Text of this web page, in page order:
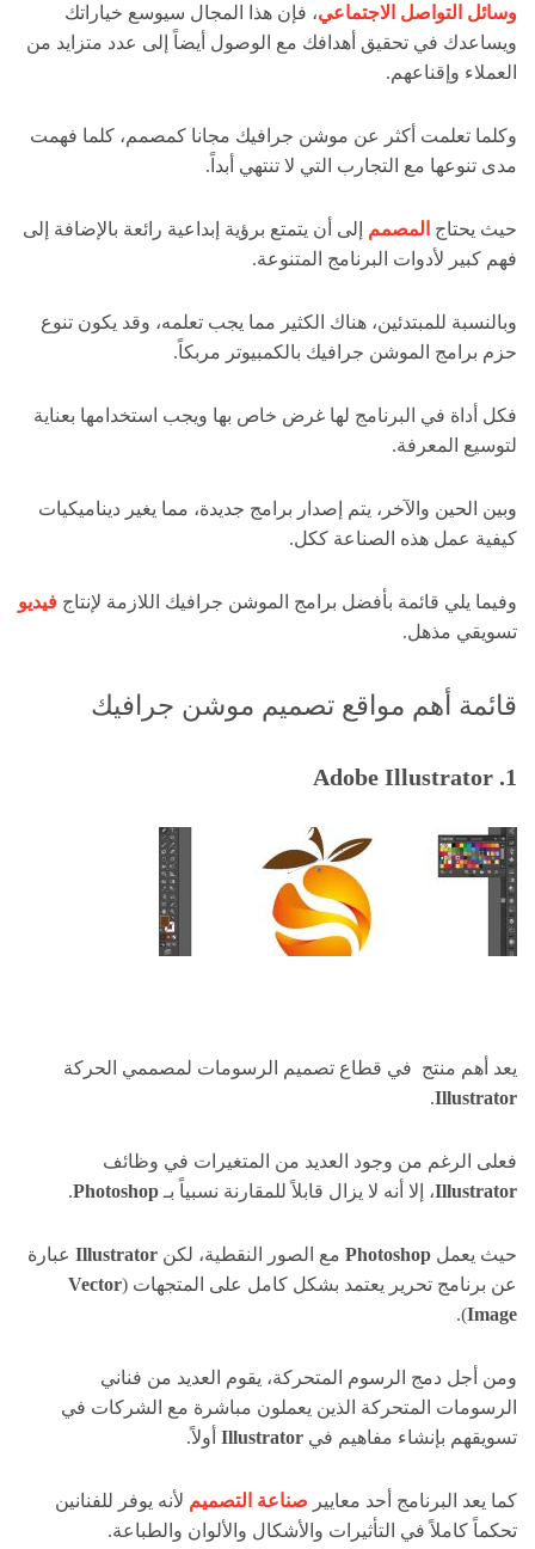
وسائل التواصل الاجتماعي، فإن هذا المجال سيوسع خياراتك
ويساعدك في تحقيق أهدافك مع الوصول أيضاً إلى عدد متزايد من
العملاء وإقناعهم.
وكلما تعلمت أكثر عن موشن جرافيك مجانا كمصمم، كلما فهمت
مدى تنوعها مع التجارب التي لا تنتهي أبداً.
حيث يحتاج المصمم إلى أن يتمتع برؤية إبداعية رائعة بالإضافة إلى
فهم كبير لأدوات البرنامج المتنوعة.
وبالنسبة للمبتدئين، هناك الكثير مما يجب تعلمه، وقد يكون تنوع
حزم برامج الموشن جرافيك بالكمبيوتر مربكاً.
فكل أداة في البرنامج لها غرض خاص بها ويجب استخدامها بعناية
لتوسيع المعرفة.
وبين الحين والآخر، يتم إصدار برامج جديدة، مما يغير ديناميكيات
كيفية عمل هذه الصناعة ككل.
وفيما يلي قائمة بأفضل برامج الموشن جرافيك اللازمة لإنتاج فيديو
تسويقي مذهل.
قائمة أهم مواقع تصميم موشن جرافيك
1. Adobe Illustrator
يعد أهم منتج في قطاع تصميم الرسومات لمصممي الحركة
Illustrator
.
فعلى الرغم من وجود العديد من المتغيرات في وظائف
Illustrator، إلا أنه لا يزال قابلاً للمقارنة نسبياً بـPhotoshop
.
حيث يعمل Photoshop مع الصور النقطية، لكن Illustrator عبارة
عن برنامج تحرير يعتمد بشكل كامل على المتجهات (Vector
Image
).
ومن أجل دمج الرسوم المتحركة، يقوم العديد من فناني
الرسومات المتحركة الذين يعملون مباشرة مع الشركات في
تسويقهم بإنشاء مفاهيم في Illustrator أولاً.
كما يعد البرنامج أحد معايير صناعة التصميم لأنه يوفر للفنانين
تحكماً كاملاً في التأثيرات والأشكال والألوان والطباعة.